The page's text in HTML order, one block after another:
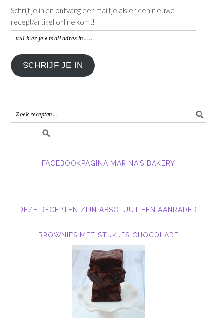
Schrijf je in en ontvang een mailtje als er een nieuwe
recept/artikel online komt!
vul
hier
je
e-
in.....
SCHRIJF JE IN
FACEBOOKPAGINA MARINA'S BAKERY
DEZE RECEPTEN ZIJN ABSOLUUT EEN AANRADER!
BROWNIES MET STUKJES CHOCOLADE